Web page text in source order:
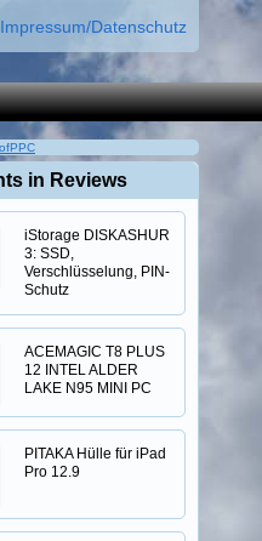
Impressum/Datenschutz
in Reviews
iStorage DISKASHUR
3: SSD,
Verschlüsselung, PIN-
Schutz
ACEMAGIC T8 PLUS
12 INTEL ALDER
LAKE N95 MINI PC
PITAKA Hülle für iPad
Pro 12.9